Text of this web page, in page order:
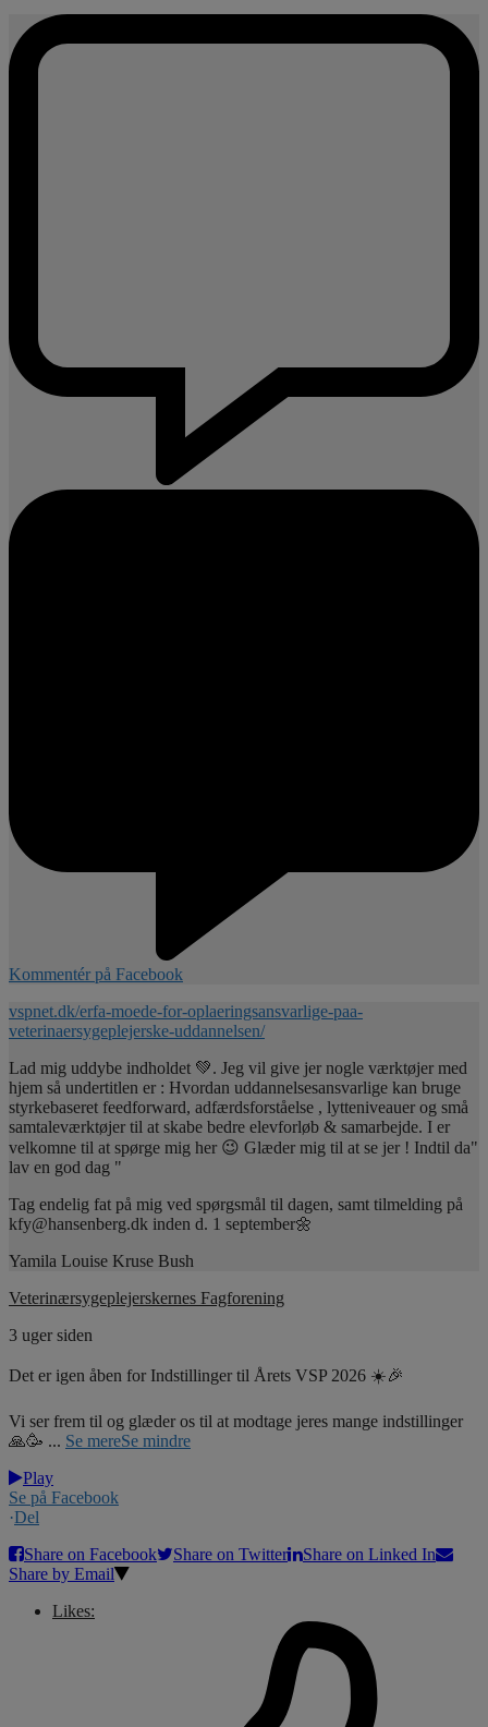
Kommentér på Facebook
vspnet.dk/erfa-moede-for-oplaeringsansvarlige-paa-
veterinaersygeplejerske-uddannelsen/
Lad mig uddybe indholdet 💚. Jeg vil give jer nogle værktøjer med
hjem så undertitlen er : Hvordan uddannelsesansvarlige kan bruge
styrkebaseret feedforward, adfærdsforståelse , lytteniveauer og små
samtaleværktøjer til at skabe bedre elevforløb & samarbejde. I er
velkomne til at spørge mig her 😉 Glæder mig til at se jer ! Indtil da"
lav en god dag "
Tag endelig fat på mig ved spørgsmål til dagen, samt tilmelding på
kfy@hansenberg.dk inden d. 1 september🌼
Yamila Louise Kruse Bush
Veterinærsygeplejerskernes Fagforening
3 uger siden
Det er igen åben for Indstillinger til Årets VSP 2026 ☀️🎉
Vi ser frem til og glæder os til at modtage jeres mange indstillinger
🙏🥳 ... Se mereSe mindre
Play
Se på Facebook
·Del
Share on Facebook
Share on Twitter
Share on Linked In
Share by Email
Likes: